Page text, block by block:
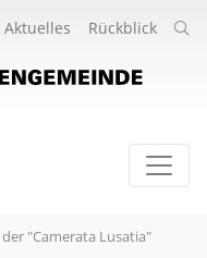
Aktuelles Rückblick
"Camerata Lusatia"